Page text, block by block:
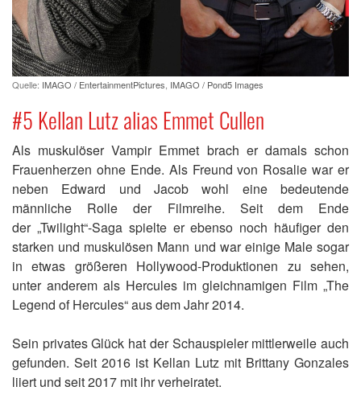
Quelle: IMAGO / EntertainmentPictures IMAGO / Pond5 Images
#5 Kellan Lutz alias Emmet Cullen
Als muskulöser Vampir Emmet brach er damals schon
Frauenherzen ohne Ende. Als Freund von Rosalie war er
neben Edward und Jacob wohl eine bedeutende
männliche Rolle der Filmreihe. Seit dem Ende
der „Twilight“-Saga spielte er ebenso noch häufiger den
starken und muskulösen Mann und war einige Male sogar
in etwas größeren Hollywood-Produktionen zu sehen,
unter anderem als Hercules im gleichnamigen Film „The
Legend of Hercules“ aus dem Jahr 2014.
Sein privates Glück hat der Schauspieler mittlerweile auch
gefunden. Seit 2016 ist Kellan Lutz mit Brittany Gonzales
liiert und seit 2017 mit ihr verheiratet.